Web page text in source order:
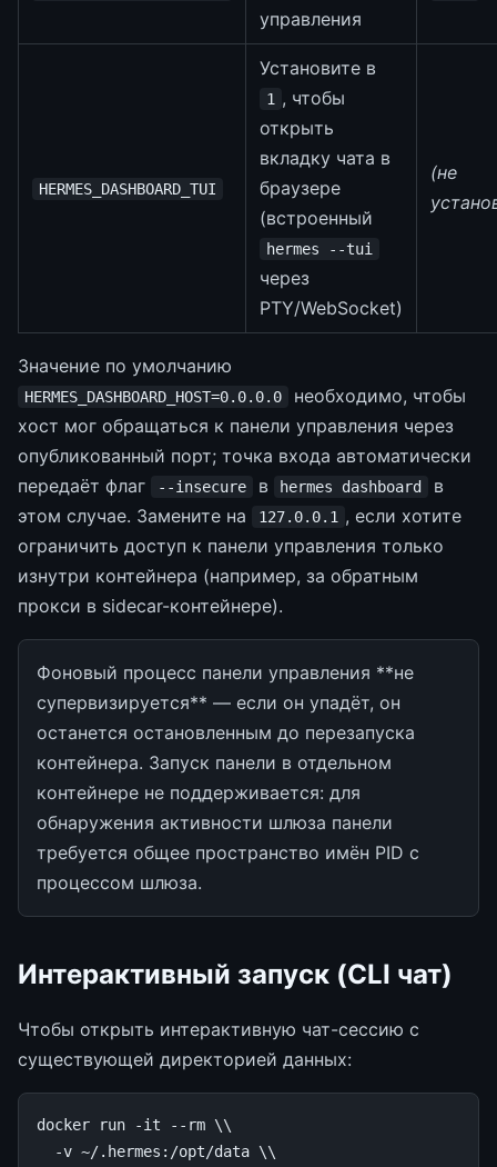
управления
HERMES_DASHBOARD_TUI
Установите в
1 , чтобы
открыть
вкладку чата в
браузере
(встроенный
hermes --tui
через
PTY/WebSocket)
(не
Значение по умолчанию
HERMES_DASHBOARD_HOST=0.0.0.0
необходимо, чтобы
хост мог обращаться к панели управления через
опубликованный порт; точка входа автоматически
передаёт флаг
--insecure в hermes dashboard
в
этом случае. Замените на
127.0.0.1 , если хотите
ограничить доступ к панели управления только
изнутри контейнера (например, за обратным
прокси в sidecar-контейнере).
Фоновый процесс панели управления **не
супервизируется** — если он упадёт, он
останется остановленным до перезапуска
контейнера. Запуск панели в отдельном
контейнере не поддерживается: для
обнаружения активности шлюза панели
требуется общее пространство имён PID с
процессом шлюза.
Интерактивный запуск (CLI чат)
Чтобы открыть интерактивную чат-сессию с
существующей директорией данных:
docker run -it --rm \\
-v ~/.hermes:/opt/data \\